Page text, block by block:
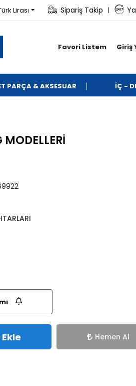
Lirası Sipariş Takip |
Favori Listem Giriş
PARÇA & AKSESUAR İÇ -
Hemen Al